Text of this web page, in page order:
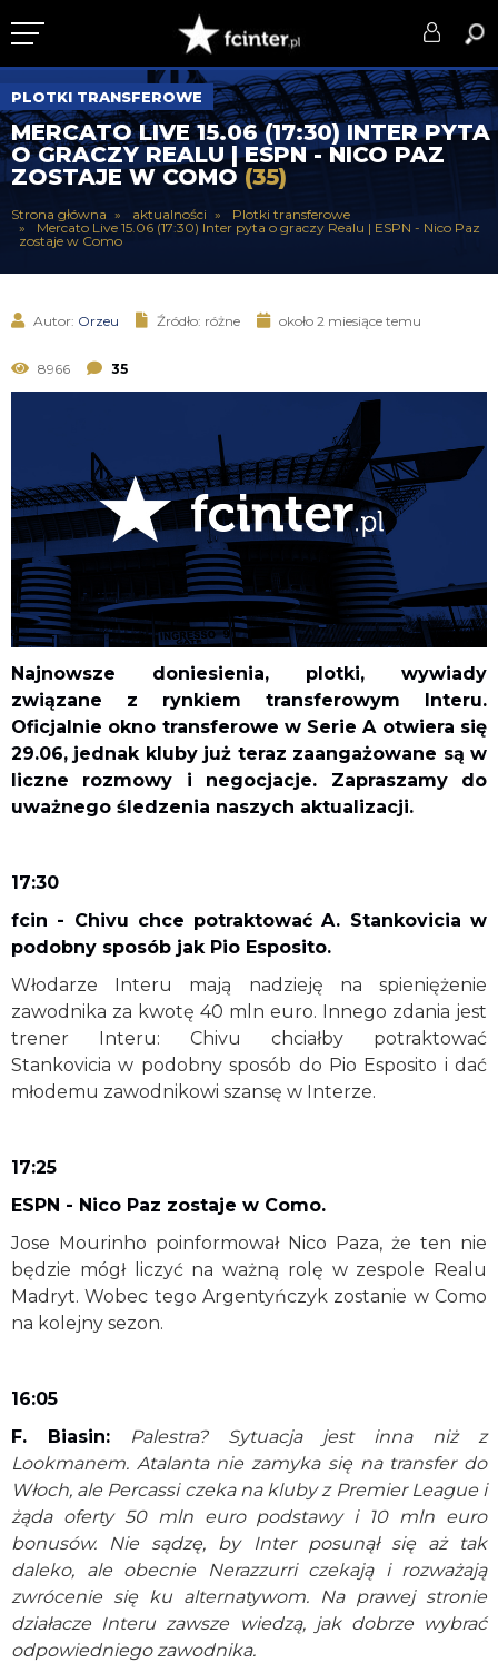
KLUB
DRUŻYNA
SERIE A
PUCHARY
SERWIS
PLOTKI TRANSFEROWE
MERCATO LIVE 15.06 (17:30) INTER PYTA
O GRACZY REALU | ESPN - NICO PAZ
ZOSTAJE W COMO (35)
Strona główna aktualności
Plotki transferowe
Mercato Live 15.06 (17:30) Inter pyta o graczy Realu | ESPN - Nico Paz
zostaje w Como
Autor: Orzeu Źródło: różne około 2 miesiące temu
8966 35
Najnowsze doniesienia, plotki, wywiady
związane z rynkiem transferowym Interu.
Oficjalnie okno transferowe w Serie A otwiera się
29.06, jednak kluby już teraz zaangażowane są w
liczne rozmowy i negocjacje. Zapraszamy do
uważnego śledzenia naszych aktualizacji.
17:30
fcin - Chivu chce potraktować A. Stankovicia w
podobny sposób jak Pio Esposito.
Włodarze Interu mają nadzieję na spieniężenie
zawodnika za kwotę 40 mln euro. Innego zdania jest
trener Interu: Chivu chciałby potraktować
Stankovicia w podobny sposób do Pio Esposito i dać
młodemu zawodnikowi szansę w Interze.
17:25
ESPN - Nico Paz zostaje w Como.
Jose Mourinho poinformował Nico Paza, że ten nie
będzie mógł liczyć na ważną rolę w zespole Realu
Madryt. Wobec tego Argentyńczyk zostanie w Como
na kolejny sezon.
16:05
F. Biasin:
Palestra? Sytuacja jest inna niż z
Lookmanem. Atalanta nie zamyka się na transfer do
Włoch, ale Percassi czeka na kluby z Premier League i
żąda oferty 50 mln euro podstawy i 10 mln euro
bonusów. Nie sądzę, by Inter posunął się aż tak
daleko, ale obecnie Nerazzurri czekają i rozważają
zwrócenie się ku alternatywom. Na prawej stronie
działacze Interu zawsze wiedzą, jak dobrze wybrać
odpowiedniego zawodnika.